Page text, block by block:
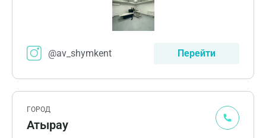
@av_shymkent Перейти
ГОРОД
Атырау